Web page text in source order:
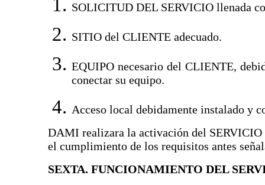
SOLICITUD DEL SERVICIO llenada
SITIO del CLIENTE adecuado.
EQUIPO necesario del CLIENTE,
conectar su equipo.
Acceso local debidamente instalado y
DAMI realizara la activación del SERVICIO
el cumplimiento de los requisitos antes
SEXTA. FUNCIONAMIENTO DEL